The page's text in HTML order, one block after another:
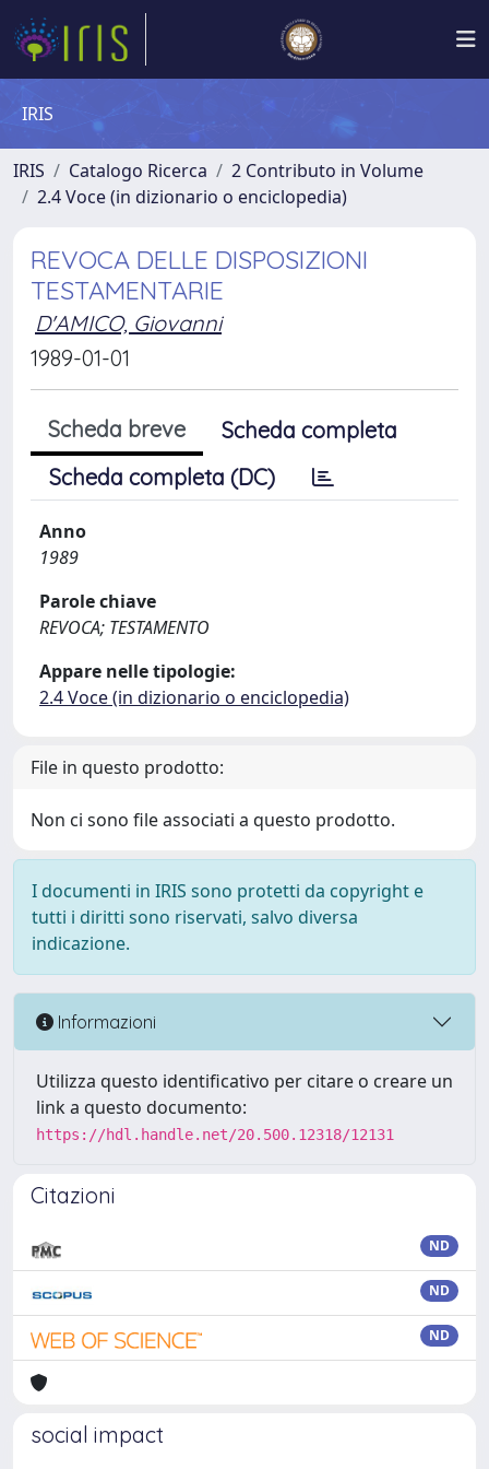
IRIS
IRIS Catalogo Ricerca
2 Contributo in Volume
2.4 Voce (in dizionario o enciclopedia)
REVOCA DELLE DISPOSIZIONI
TESTAMENTARIE
D'AMICO, Giovanni
1989-01-01
Scheda breve
Scheda completa
Scheda completa (DC)
Anno
1989
Parole chiave
REVOCA; TESTAMENTO
Appare nelle tipologie:
2.4 Voce (in dizionario o enciclopedia)
File in questo prodotto:
Non ci sono file associati a questo prodotto.
I documenti in IRIS sono protetti da copyright e
tutti i diritti sono riservati, salvo diversa
indicazione.
Informazioni
Utilizza questo identificativo per citare o creare un
link a questo documento:
https://hdl.handle.net/20.500.12318/12131
Citazioni
ND
ND
ND
social impact